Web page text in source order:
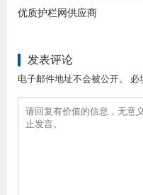
优质护栏网供应商
发表评论
电子邮件地址不会被公开。